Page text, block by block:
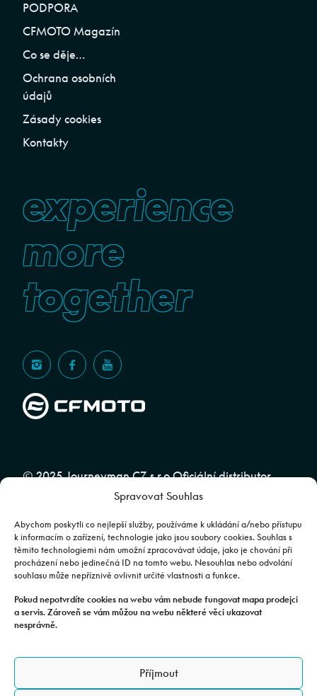
Spravovat Souhlas
Abychom poskytli co nejlepší služby, používáme k ukládání a/nebo přístupu
k informacím o zařízení, technologie jako jsou soubory cookies. Souhlas s
těmito technologiemi nám umožní zpracovávat údaje, jako je chování při
procházení nebo jedinečná ID na tomto webu. Nesouhlas nebo odvolání
souhlasu může nepříznivě ovlivnit určité vlastnosti a funkce.
Pokud nepotvrdíte cookies na webu vám nebude fungovat mapa prodejci
a servis. Zároveň se vám můžou na webu některé věci ukazovat
nesprávně.
Příjmout
PODPORA
CFMOTO Magazín
Co se děje…
Ochrana osobních
údajů
Zásady cookies
Kontakty
experience
more
together
© 2025 Journeyman CZ s.r.o Oficiální distributor
značky CFMOTO pro ČR a SR | Web spravuje
Team
Fotografie mají pouze ilustrativní charakter. Výbava, barevné
kombinace apod. se mohou lišit. Pro upřesnění kontaktujte svého
prodejce. | Veškeré zobrazené informace mají pouze informativní
charakter a nejsou nabídkou ve smyslu ustanovení §1732 odst. 2
zákona č. 89/2012 Sb., občanského zákoníku.
JOURNEYMAN CZ s.r.o. | Podjavorinské 1606/16, Chodov, 149 00
Praha 4 | IČO: 24843920, DIČ: CZ24843920 | Spisová značka: C